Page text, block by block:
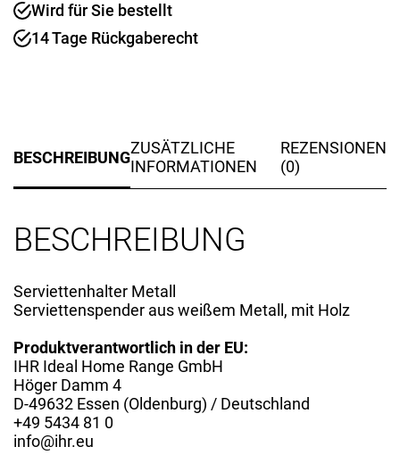
Wird für Sie bestellt
14 Tage Rückgaberecht
BESCHREIBUNGZUSÄTZLICHE
INFORMATIONEN
REZENSIONEN
(0)
BESCHREIBUNG
Serviettenhalter Metall
Serviettenspender aus weißem Metall, mit Holz
Produktverantwortlich in der EU:
IHR Ideal Home Range GmbH
Höger Damm 4
D-49632 Essen (Oldenburg) / Deutschland
+49 5434 81 0
info@ihr.eu